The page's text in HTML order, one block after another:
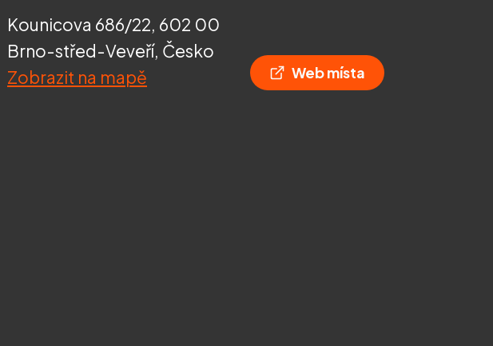
Kounicova 686/22, 602 00
Brno-střed-Veveří, Česko
Zobrazit na mapě
Web místa